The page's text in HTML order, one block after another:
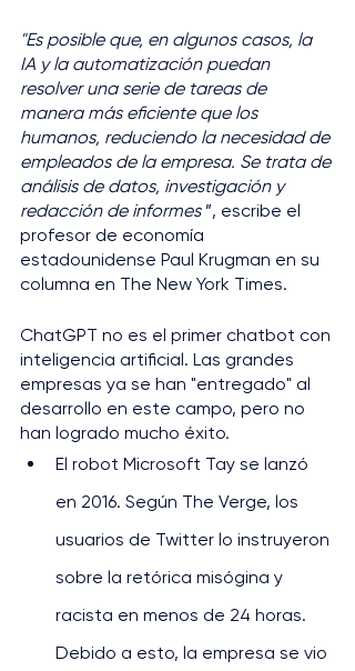
"Es posible que, en algunos casos, la
IA y la automatización puedan
resolver una serie de tareas de
manera más eficiente que los
humanos, reduciendo la necesidad de
empleados de la empresa. Se trata de
análisis de datos, investigación y
redacción de informes ”, escribe el
profesor de economía
estadounidense Paul Krugman en su
columna en The New York Times.
ChatGPT no es el primer chatbot con
inteligencia artificial. Las grandes
empresas ya se han "entregado" al
desarrollo en este campo, pero no
han logrado mucho éxito.
El robot Microsoft Tay se lanzó
en 2016. Según The Verge, los
usuarios de Twitter lo instruyeron
sobre la retórica misógina y
racista en menos de 24 horas.
Debido a esto, la empresa se vio